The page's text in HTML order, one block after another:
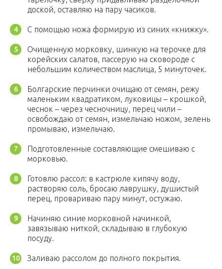
доской, оставляю на пару часиков.
С помощью ножа формирую из синих «книжку».
Очищенную морковку, шинкую на терочке для
корейских салатов, пассерую на сковороде с
небольшим количеством маслица, 5 минуточек.
Болгарские перчинки очищаю от семян, режу
маленьким квадратиком, луковицы – крошкой,
чеснок – через чесночницу, перец чили –
освобождаю от семян, измельчаю ножом, зелень
промываю, измельчаю.
Подготовленные составляющие смешиваю с
морковью.
Готовлю рассол: в кастрюле кипячу воду,
растворяю соль, бросаю лаврушку, душистый
перец, провариваю пару минут, остужаю.
Начиняю синие морковной начинкой,
завязываю ниткой, складываю в глубокую
посуду.
Заливаю рассолом до полного покрытия.